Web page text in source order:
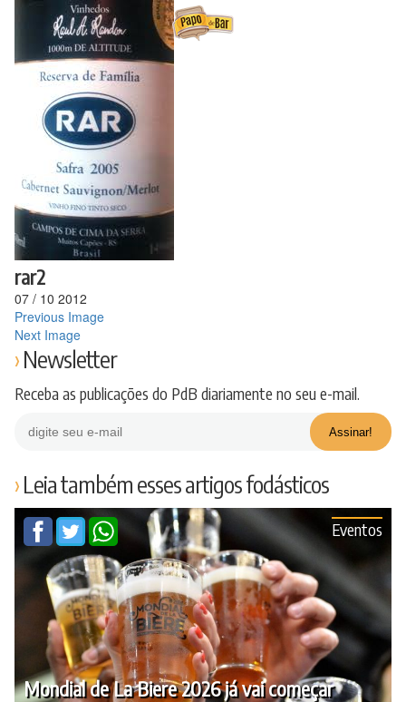
conteúdo
rar2
07 / 10 2012
Previous Image
Next Image
Newsletter
Receba as publicações do PdB diariamente no seu e-mail.
Leia também esses artigos fodásticos
Mondial de La Biere 2026 já vai começar
Eventos